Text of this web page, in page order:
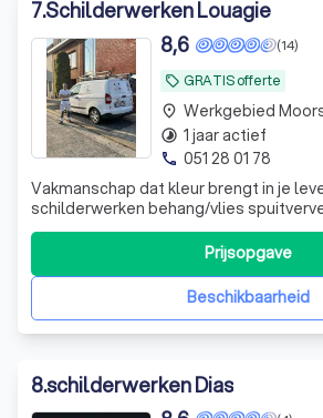
7.Schilderwerken Louagie
local_offer GRATIS offerte
(14)
8,6
Vakmanschap dat kleur brengt in je
schilderwerken behang/vlies
bel vandaag nog voor een gratis
Beschikbaarheid
Prijsopgave
place Werkgebied
timelapse 1 jaar actief
phone 051 28 01 78
8.schilderwerken Dias